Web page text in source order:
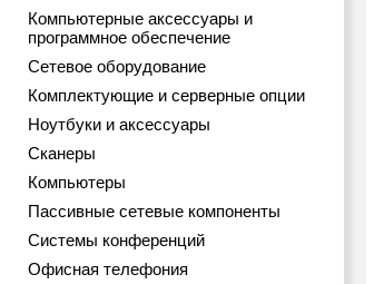
Компьютерные аксессуары и
программное обеспечение
Сетевое оборудование
Комплектующие и серверные опции
Ноутбуки и аксессуары
Сканеры
Компьютеры
Пассивные сетевые компоненты
Системы конференций
Офисная телефония